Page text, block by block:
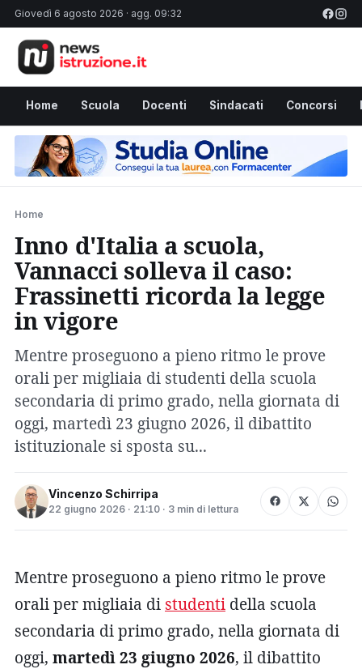
Giovedì 6 agosto 2026 · agg. 09:32
Home Scuola Docenti Sindacati Concorsi
Home
Inno d'Italia a scuola,
Vannacci solleva il caso:
Frassinetti ricorda la legge
in vigore
Mentre proseguono a pieno ritmo le prove
orali per migliaia di studenti della scuola
secondaria di primo grado, nella giornata di
oggi, martedì 23 giugno 2026, il dibattito
istituzionale si sposta su...
Vincenzo Schirripa
22 giugno 2026 · 21:10 · 3 min di lettura
Mentre proseguono a pieno ritmo le prove
orali per migliaia di studenti della scuola
secondaria di primo grado, nella giornata di
oggi, martedì 23 giugno 2026, il dibattito